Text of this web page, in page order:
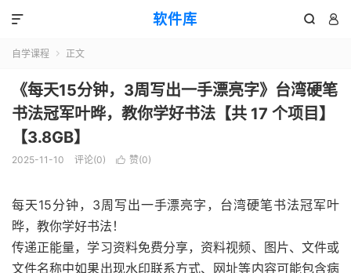
软件库  

自学课程  正文
《每天15分钟，3周写出一手漂亮字》台湾硬笔
书法冠军叶晔，教你学好书法【共 17 个项目】
【3.8GB】
2025-11-10 评论(0)  赞(0)
每天15分钟，3周写出一手漂亮字，台湾硬笔书法冠军叶
晔，教你学好书法！
传递正能量，学习资料免费分享，资料视频、图片、文件或
文件名称中如果出现水印联系方式、网址等内容可能包含病